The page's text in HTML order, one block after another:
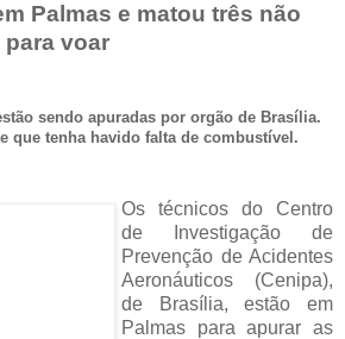
Palmas e matou três não
voar
sendo apuradas por orgão de Brasília.
que tenha havido falta de combustível.
Os técnicos do Centro
de Investigação de
Prevenção de Acidentes
Aeronáuticos (Cenipa),
de Brasília, estão em
Palmas para apurar as